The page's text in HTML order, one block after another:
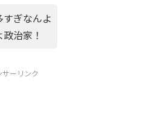
ぎなんよ
治家！
サーリンク